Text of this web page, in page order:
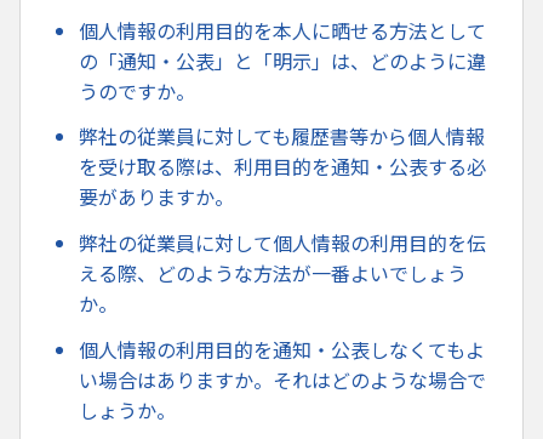
個人情報の利用目的を本人に晒せる方法として
の「通知・公表」と「明示」は、どのように違
うのですか。
弊社の従業員に対しても履歴書等から個人情報
を受け取る際は、利用目的を通知・公表する必
要がありますか。
弊社の従業員に対して個人情報の利用目的を伝
える際、どのような方法が一番よいでしょう
か。
個人情報の利用目的を通知・公表しなくてもよ
い場合はありますか。それはどのような場合で
しょうか。